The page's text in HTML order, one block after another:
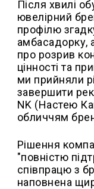
Після хвилі
ювелірний
профілю
амбасадорку,
про розрив
цінності та
ми прийняли
завершити
NK (Настею
обличчям
Рішення
"повністю
співпрацю з
наповнена